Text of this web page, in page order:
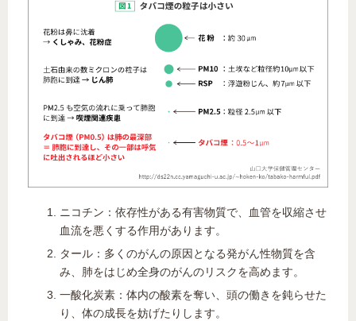
ニコチン：依存性がある有害物質で、血管を収縮させ
血流を悪くする作用があります。
タール：多くのがんの原因となる発がん性物質を含
み、肺をはじめ全身のがんのリスクを高めます。
一酸化炭素：体内の酸素を奪い、頭の働きを鈍らせた
り、体の成長を妨げたりします。